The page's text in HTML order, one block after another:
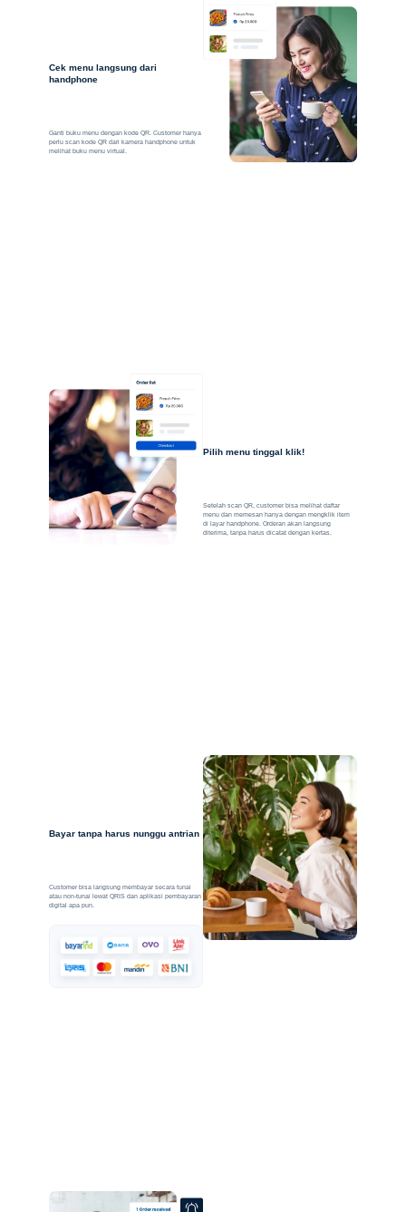
Cek menu langsung dari
handphone
Ganti buku menu dengan kode QR. Customer hanya
perlu scan kode QR dari kamera handphone untuk
melihat buku menu virtual.
Pilih menu tinggal klik!
Setelah scan QR, customer bisa melihat daftar
menu dan memesan hanya dengan mengklik item
di layar handphone. Orderan akan langsung
diterima, tanpa harus dicatat dengan kertas.
Bayar tanpa harus nunggu antrian
Customer bisa langsung membayar secara tunai
atau non-tunai lewat QRIS dan aplikasi pembayaran
digital apa pun.